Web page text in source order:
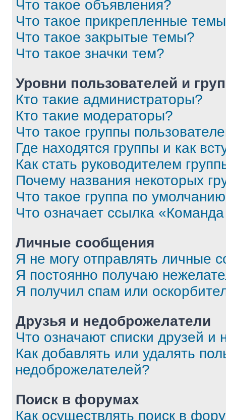
Что такое объявления?
Что такое прикрепленные
Что такое закрытые темы?
Что такое значки тем?
Уровни пользователей и
Кто такие администраторы?
Кто такие модераторы?
Что такое группы
Где находятся группы и как
Как стать руководителем
Почему названия некоторых
Что такое группа по
Что означает ссылка
Личные сообщения
Я не могу отправлять личные
Я постоянно получаю
Я получил спам или
Друзья и недоброжелатели
Что означают списки друзей и
Как добавлять или удалять
недоброжелателей?
Поиск в форумах
Как осуществлять поиск в